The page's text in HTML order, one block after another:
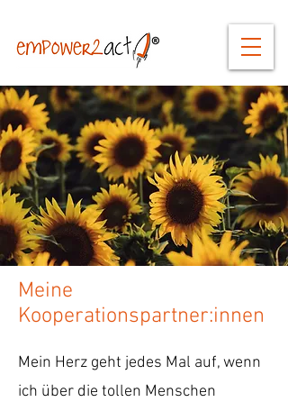
Meine
Kooperationspartner:innen
Mein Herz geht jedes Mal auf, wenn
ich über die tollen Menschen